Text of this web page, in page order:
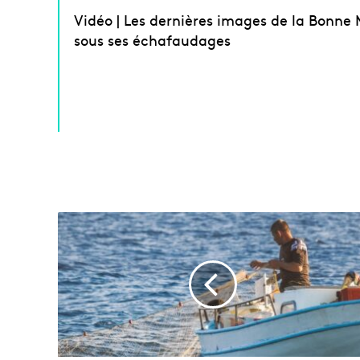
Vidéo | Les dernières images de la Bonne
sous ses échafaudages
D
e
s
f
i
l
e
t
s